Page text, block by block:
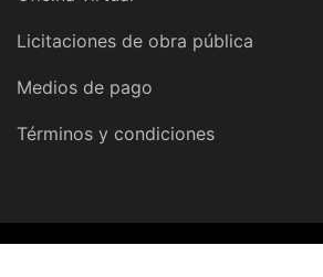
Licitaciones de obra pública
Medios de pago
Términos y condiciones